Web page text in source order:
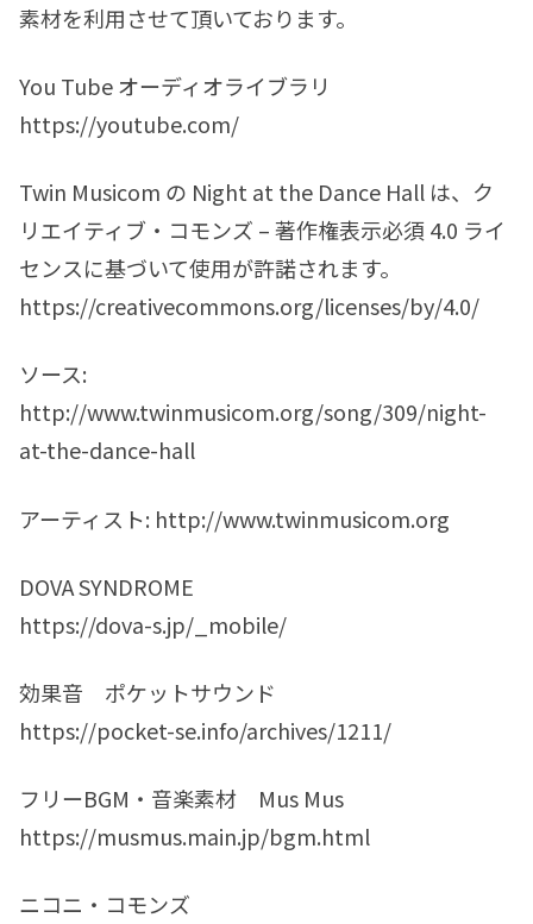
素材を利用させて頂いております。
You Tube オーディオライブラリ
https://youtube.com/
Twin Musicom の Night at the Dance Hall は、ク
リエイティブ・コモンズ – 著作権表示必須 4.0 ライ
センスに基づいて使用が許諾されます。
https://creativecommons.org/licenses/by/4.0/
ソース:
http://www.twinmusicom.org/song/309/night-
at-the-dance-hall
アーティスト: http://www.twinmusicom.org
DOVA SYNDROME
https://dova-s.jp/_mobile/
効果音 ポケットサウンド
https://pocket-se.info/archives/1211/
フリーBGM・音楽素材 Mus Mus
https://musmus.main.jp/bgm.html
ニコニ・コモンズ